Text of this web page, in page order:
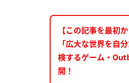
【この記事を最初か
「広大な世界を自
検するゲーム・
開！